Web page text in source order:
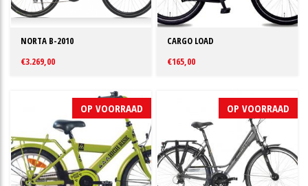
NORTA B-2010
€3.269,00
CARGO LOAD
€165,00
OP VOORRAAD OP VOORRAAD